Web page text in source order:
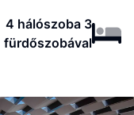
4 hálószoba 3
fürdőszobával